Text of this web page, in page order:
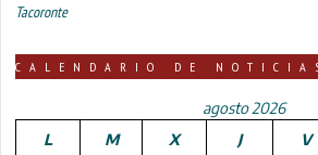
Tacoronte
CALENDARIO DE
agosto 2026
L
M X J V